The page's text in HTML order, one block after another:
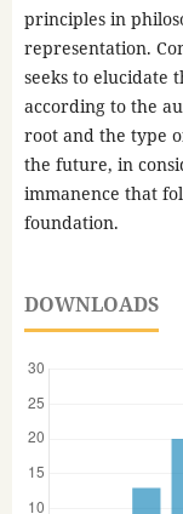
principles in
representation.
seeks to elucidate
according to the
root and the type
the future, in
immanence that
foundation.
DOWNLOADS